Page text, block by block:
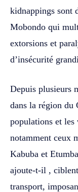
kidnappings sont
Mobondo qui
extorsions et
d’insécurité
Depuis plusieurs
dans la région du
populations et les
notamment ceux
Kabuba et
ajoute-t-il ,
transport,